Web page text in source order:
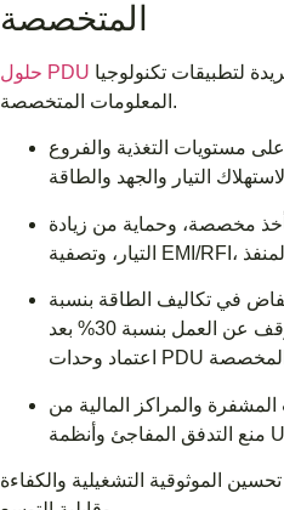
لتطبيقات تكنولوجيا
المعلومات المتخصصة.
على مستويات التغذية والفروع
مخصصة، وحماية من زيادة
في تكاليف الطاقة بنسبة
تصل إلى 20% وتقليل حوادث التوقف عن العمل بنسبة 30% بعد
والمراكز المالية من
الموثوقية التشغيلية والكفاءة